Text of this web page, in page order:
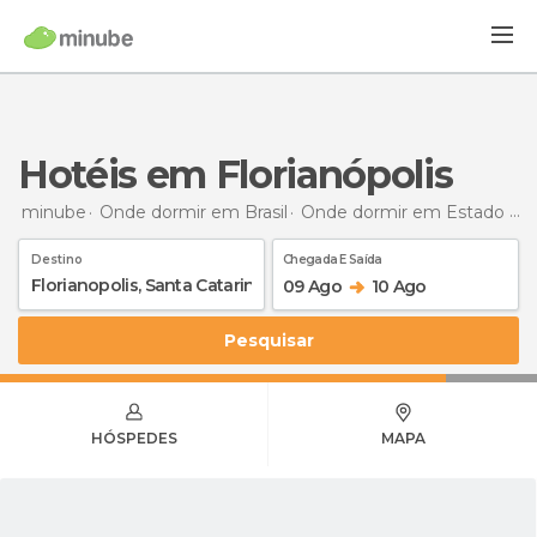
Hotéis em Florianópolis
minube Onde dormir em Brasil Onde dormir em Estado de Santa Catarina
Destino Chegada E Saída
09 Ago 10 Ago
Pesquisar
HÓSPEDES MAPA